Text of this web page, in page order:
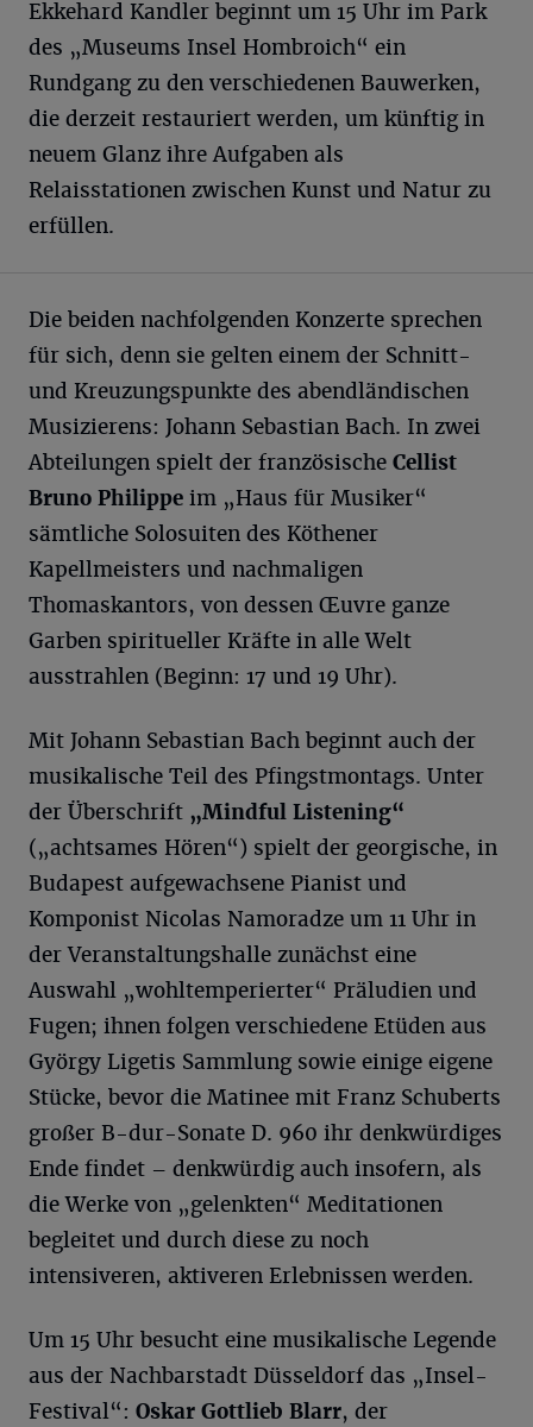
Ekkehard Kandler beginnt um 15 Uhr im Park
des „Museums Insel Hombroich“ ein
Rundgang zu den verschiedenen Bauwerken,
die derzeit restauriert werden, um künftig in
neuem Glanz ihre Aufgaben als
Relaisstationen zwischen Kunst und Natur zu
erfüllen.
Die beiden nachfolgenden Konzerte sprechen
für sich, denn sie gelten einem der Schnitt-
und Kreuzungspunkte des abendländischen
Musizierens: Johann Sebastian Bach. In zwei
Abteilungen spielt der französische Cellist
Bruno Philippe im „Haus für Musiker“
sämtliche Solosuiten des Köthener
Kapellmeisters und nachmaligen
Thomaskantors, von dessen Œuvre ganze
Garben spiritueller Kräfte in alle Welt
ausstrahlen (Beginn: 17 und 19 Uhr).
Mit Johann Sebastian Bach beginnt auch der
musikalische Teil des Pfingstmontags. Unter
der Überschrift „Mindful Listening“
(„achtsames Hören“) spielt der georgische, in
Budapest aufgewachsene Pianist und
Komponist Nicolas Namoradze um 11 Uhr in
der Veranstaltungshalle zunächst eine
Auswahl „wohltemperierter“ Präludien und
Fugen; ihnen folgen verschiedene Etüden aus
György Ligetis Sammlung sowie einige eigene
Stücke, bevor die Matinee mit Franz Schuberts
großer B-dur-Sonate D. 960 ihr denkwürdiges
Ende findet – denkwürdig auch insofern, als
die Werke von „gelenkten“ Meditationen
begleitet und durch diese zu noch
intensiveren, aktiveren Erlebnissen werden.
Um 15 Uhr besucht eine musikalische Legende
aus der Nachbarstadt Düsseldorf das „Insel-
Festival“: Oskar Gottlieb Blarr, der